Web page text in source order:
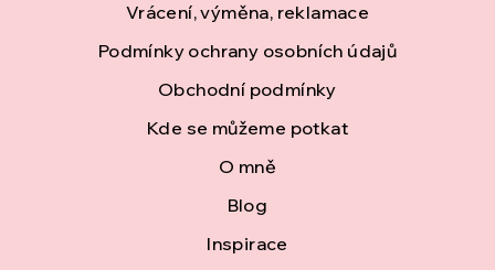
Vrácení, výměna, reklamace
Podmínky ochrany osobních údajů
Obchodní podmínky
Kde se můžeme potkat
O mně
Blog
Inspirace